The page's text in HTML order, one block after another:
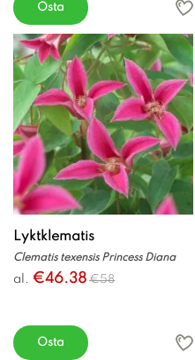
Osta
Lyktklematis
Clematis texensis Princess Diana
al. €46.38 €58
Osta